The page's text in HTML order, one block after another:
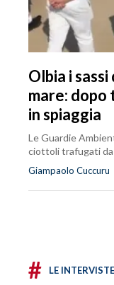
Olbia i
mare: dopo
in spiaggia
Le Guardie
ciottoli trafugati
Giampaolo Cuccuru
# LE INTERVISTE